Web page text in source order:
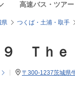
高速バス・ツアー
県 つくば・土浦・取手
９ Ｔｈ
〒300-1237茨城県